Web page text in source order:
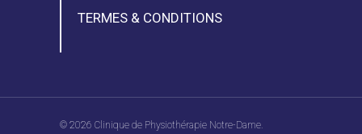
TERMES & CONDITIONS
© 2026 Clinique de Physiothérapie Notre-Dame.